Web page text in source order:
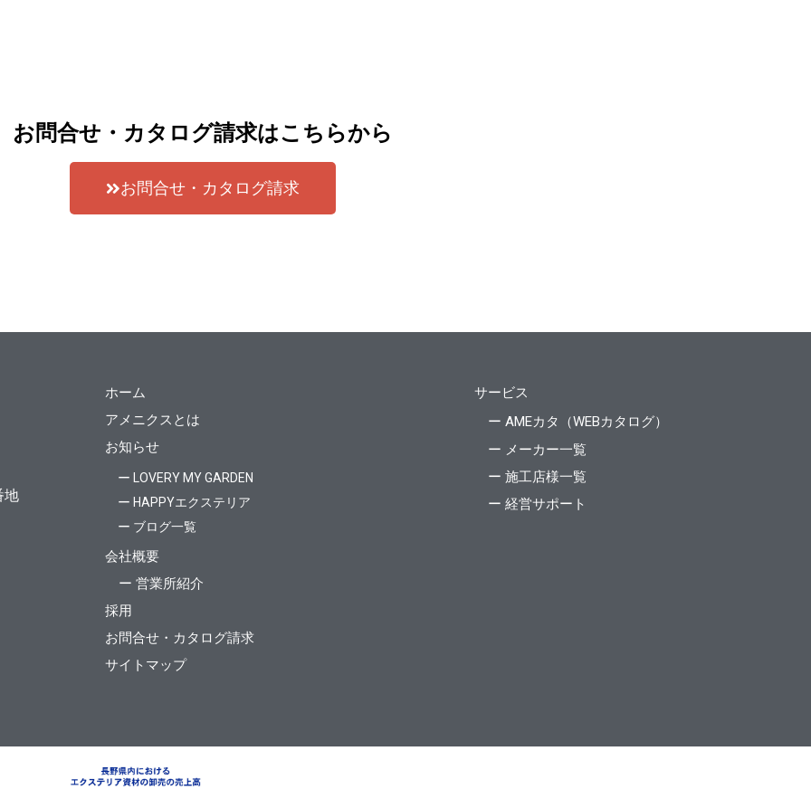
お問合せ・カタログ請求はこちらから
お問合せ・カタログ請求
地
ホーム
アメニクスとは
お知らせ
ー LOVERY MY GARDEN
ー HAPPYエクステリア
ー ブログ一覧
会社概要
ー 営業所紹介
採用
お問合せ・カタログ請求
サイトマップ
サービス
ー AMEカタ（WEBカタログ）
ー メーカー一覧
ー 施工店様一覧
ー 経営サポート